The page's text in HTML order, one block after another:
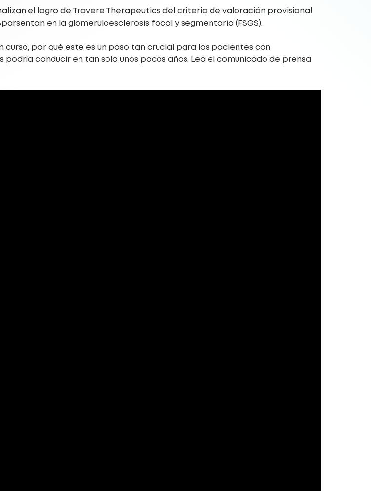
el logro de Travere Therapeutics del criterio de valoración provisional
en la glomeruloesclerosis focal y segmentaria (FSGS).
por qué este es un paso tan crucial para los pacientes con
conducir en tan solo unos pocos años. Lea el comunicado de prensa